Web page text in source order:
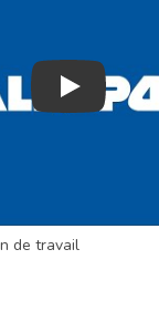
Play
de travail